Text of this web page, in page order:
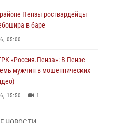
Пензы росгвардейцы
в баре
05:00
«Россия.Пенза»: В Пензе
мужчин в мошеннических
15:50 1